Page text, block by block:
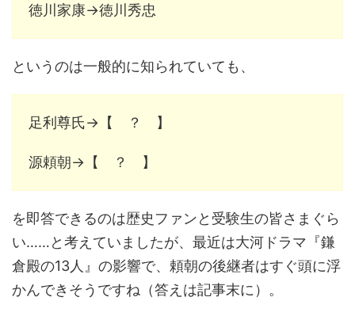
徳川家康→徳川秀忠
というのは一般的に知られていても、
足利尊氏→【 ？ 】
源頼朝→【 ？ 】
を即答できるのは歴史ファンと受験生の皆さまぐら
い……と考えていましたが、最近は大河ドラマ『鎌
倉殿の13人』の影響で、頼朝の後継者はすぐ頭に浮
かんできそうですね（答えは記事末に）。